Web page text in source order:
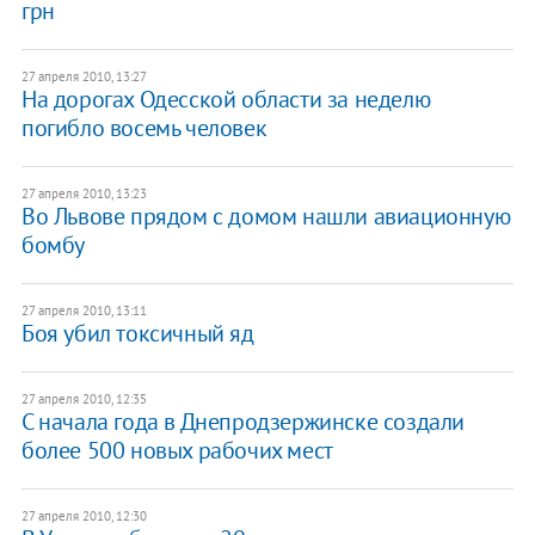
грн
27 апреля 2010, 13:27
На дорогах Одесской области за неделю
погибло восемь человек
27 апреля 2010, 13:23
Во Львове прядом с домом нашли авиационную
бомбу
27 апреля 2010, 13:11
Боя убил токсичный яд
27 апреля 2010, 12:35
С начала года в Днепродзержинске создали
более 500 новых рабочих мест
27 апреля 2010, 12:30